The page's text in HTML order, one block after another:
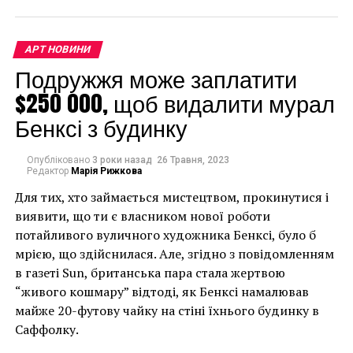
столице ацтеков Теночтитлане (ныне
современных рукописях о захвате города Эрнаном
Кортесом в 1521 году. Впрочем, все они вскоре были
разрушены испанскими конкистадорами.
Археологам давно известно, что мезоамериканцы
изображали отрубленные головы захваченных
воинов на подставках для черепа,
или “цомпантли” на ацтекском языке науатль. Но в
этот раз, среди остальных черепов, ученые нашли
черепа трех детей, идентифицированных по
незрелым зубам, а также женщин.
«Мы ожидали увидеть
только мужчин юного
возраста, какими
АРТ НОВИНИ
Подружжя може заплатити
$250 000, щоб видалити мурал
Бенксі з будинку
Опубліковано 3 роки назад 26 Травня, 2023
Редактор Марія Рижкова
Для тих, хто займається мистецтвом, прокинутися і
виявити, що ти є власником нової роботи
потайливого вуличного художника Бенксі, було б
мрією, що здійснилася. Але, згідно з повідомленням
в газеті Sun, британська пара стала жертвою
“живого кошмару” відтоді, як Бенксі намалював
майже 20-футову чайку на стіні їхнього будинку в
Саффолку.